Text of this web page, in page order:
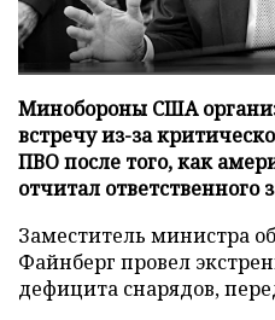
Минобороны США
встречу из-за
ПВО после того, как
отчитал
Заместитель министра
Файнберг провел
дефицита снарядов,